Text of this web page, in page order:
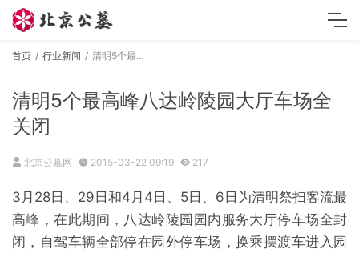
首页 行业新闻 清明5个最高峰八达岭陵园大厅车场全关闭
清明5个最高峰八达岭陵园大厅车场全
关闭
北京公墓网 2015-03-22 09:19 217
3月28日、29日和4月4日、5日、6日为清明祭扫客流最
高峰，在此期间，八达岭陵园园内服务大厅停车场全封
闭，自驾车辆全部停在园外停车场，换乘摆渡车进入园